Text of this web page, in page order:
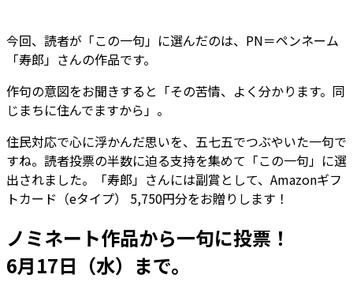
今回、読者が「この一句」に選んだのは、PN＝ペンネーム
「寿郎」さんの作品です。
作句の意図をお聞きすると 「その苦情、よく分かります。同
じまちに住んでますから」 。
住民対応で心に浮かんだ思いを、五七五でつぶやいた一句で
すね。読者投票の半数に迫る支持を集めて「この一句」に選
出されました。「寿郎」さんには副賞として、Amazonギフ
トカード（eタイプ） 5,750円分をお贈りします！
ノミネート作品から一句に投票！
6月17日（水）まで。